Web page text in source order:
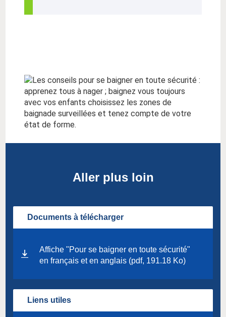
Aller plus loin
Documents à télécharger
Affiche "Pour se baigner en toute sécurité"
en français et en anglais (pdf, 191.18 Ko)
Liens utiles